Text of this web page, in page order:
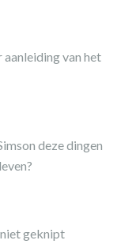
aanleiding van het
deze dingen
niet geknipt